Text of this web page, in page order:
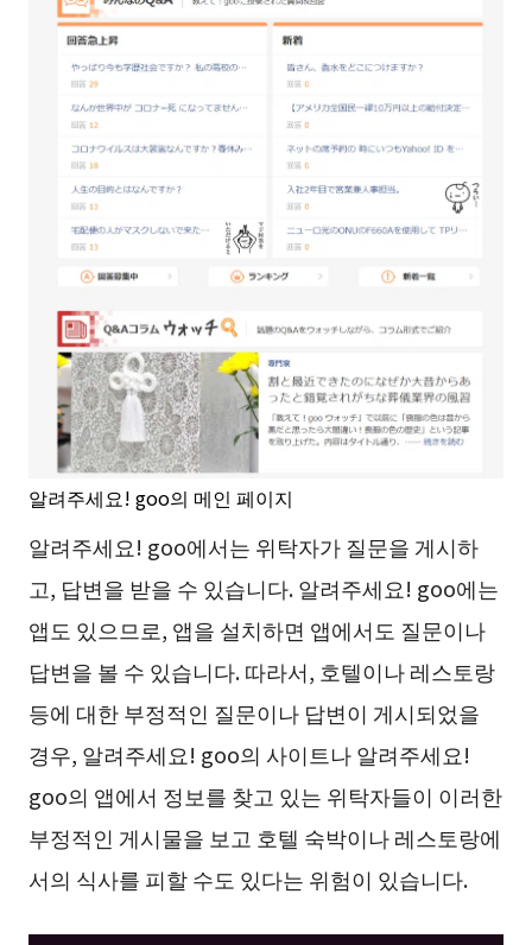
알려주세요! goo의 메인 페이지
알려주세요! goo에서는 위탁자가 질문을 게시하
고, 답변을 받을 수 있습니다. 알려주세요! goo에는
앱도 있으므로, 앱을 설치하면 앱에서도 질문이나
답변을 볼 수 있습니다. 따라서, 호텔이나 레스토랑
등에 대한 부정적인 질문이나 답변이 게시되었을
경우, 알려주세요! goo의 사이트나 알려주세요!
goo의 앱에서 정보를 찾고 있는 위탁자들이 이러한
부정적인 게시물을 보고 호텔 숙박이나 레스토랑에
서의 식사를 피할 수도 있다는 위험이 있습니다.